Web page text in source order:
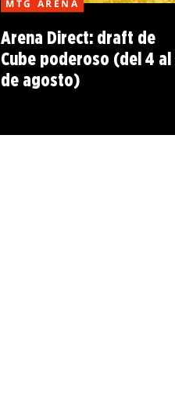
MTG ARENA
Arena Direct: draft de
Cube poderoso (del 4 al
de agosto)